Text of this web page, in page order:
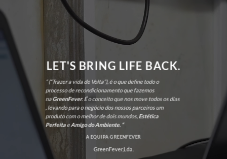
LET'S BRING LIFE BACK.
” (“Trazer a vida de Volta”), é o que define todo o
processo de recondicionamento que fazemos
naGreenFever. É o conceito que nos move todos os dias
, levando para o negócio dos nossos parceiros um
produto com o melhor de dois mundos, Estética
PerfeitaeAmigo do Ambiente. “
A EQUIPA GREENFEVER
GreenFever,Lda.